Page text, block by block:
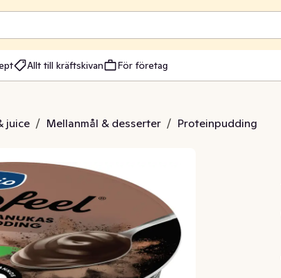
Allt till kräftskivan För företag
juice / Mellanmål & desserter / Proteinpudding